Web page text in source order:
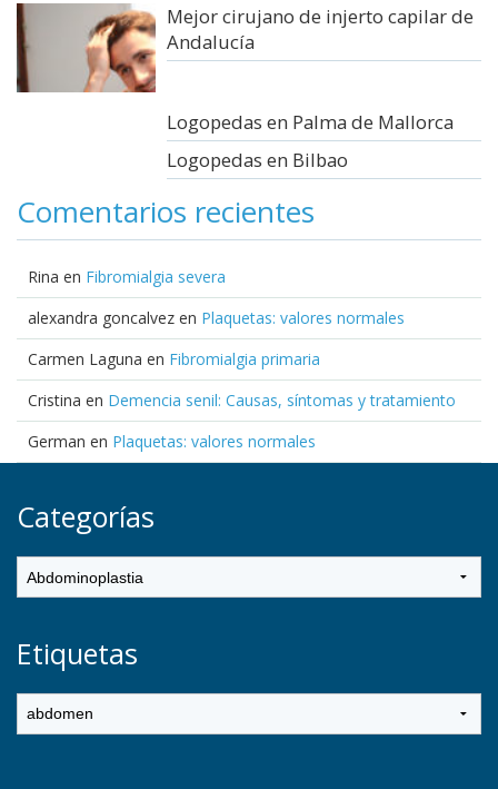
Mejor cirujano de injerto capilar de
Andalucía
Logopedas en Palma de Mallorca
Logopedas en Bilbao
Comentarios recientes
Rina en Fibromialgia severa
alexandra goncalvez en Plaquetas: valores normales
Carmen Laguna en Fibromialgia primaria
Cristina en Demencia senil: Causas, síntomas y tratamiento
German en Plaquetas: valores normales
Categorías
Etiquetas